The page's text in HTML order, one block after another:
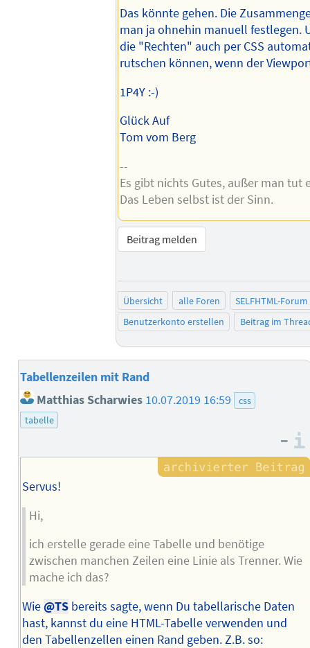
Das könnte gehen. Die
man ja ohnehin manuell festlegen.
die "Rechten" auch per CSS
rutschen können, wenn der
1P4Y :-)
Glück Auf
Tom vom Berg
--
Es gibt nichts Gutes, außer man tut
Das Leben selbst ist der Sinn.
Beitrag melden
Übersicht alle Foren
SELFHTML-Forum
Benutzerkonto erstellen
Beitrag im
Tabellenzeilen mit Rand
Matthias Scharwies 10.07.2019 16:59
css
tabelle
–
Servus!
Hi,
ich erstelle gerade eine Tabelle und benötige
zwischen manchen Zeilen eine Linie als Trenner. Wie
mache ich das?
Wie@TSbereits sagte, wenn Du tabellarische Daten
hast, kannst du eine HTML-Tabelle verwenden und
den Tabellenzellen einen Rand geben. Z.B. so: